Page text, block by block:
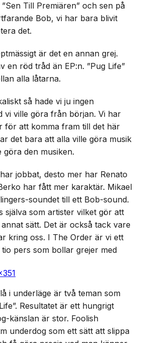
”Sen Till Premiären” och sen på
Bob, vi har bara blivit
det.
är det en annan grej.
en röd tråd än EP:n. ”Pug Life”
alla låtarna.
så hade vi ju ingen
vi ville göra från början. Vi har
för att komma fram till det här
det bara att alla ville göra musik
göra den musiken.
jobbat, desto mer har Renato
har fått mer karaktär. Mikael
soundet till ett Bob-sound.
själva som artister vilket gör att
sätt. Det är också tack vare
kring oss. I The Order är vi ett
pers som bollar grejer med
i underläge är två teman som
Resultatet är ett hungrigt
känslan är stor. Foolish
underdog som ett sätt att slippa